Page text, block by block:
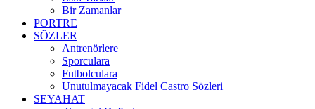
Bir Zamanlar
PORTRE
SÖZLER
Antrenörlere
Sporculara
Futbolculara
Unutulmayacak Fidel Castro Sözleri
SEYAHAT